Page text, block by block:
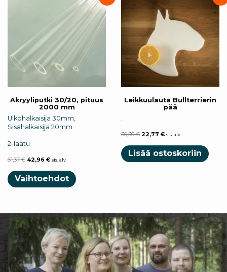
Akryyliputki 30/20, pituus
2000 mm
Ulkohalkaisija 30mm,
Sisähalkaisija 20mm
2-laatu
61,37€ 42,96 € sis. alv
Vaihtoehdot
Leikkuulauta Bullterrierin
pää
.
30,36€ 22,77 € sis. alv
Lisää ostoskoriin